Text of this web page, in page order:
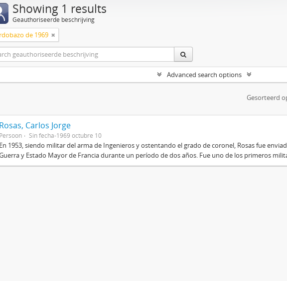
Showing 1 results
Geauthoriseerde beschrijving
de 1969
Advanced search options
Gesorteerd
Rosas, Carlos Jorge
Persoon Sin fecha-1969 octubre 10
En 1953, siendo militar del arma de Ingenieros y ostentando el grado de coronel, Rosas fue
y Estado Mayor de Francia durante un período de dos años. Fue uno de los primeros